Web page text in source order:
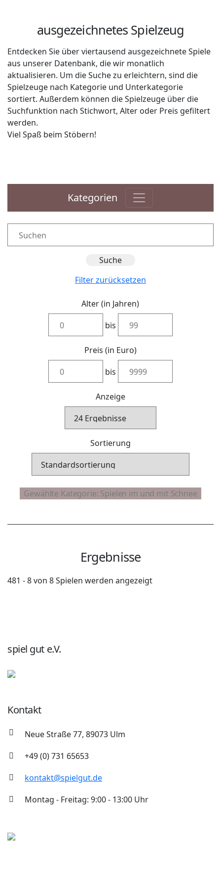
ausgezeichnetes Spielzeug
Entdecken Sie über viertausend ausgezeichnete Spiele
aus unserer Datenbank, die wir monatlich
aktualisieren. Um die Suche zu erleichtern, sind die
Spielzeuge nach Kategorie und Unterkategorie
sortiert. Außerdem können die Spielzeuge über die
Suchfunktion nach Stichwort, Alter oder Preis gefiltert
werden.
Viel Spaß beim Stöbern!
Kategorien
Filter zurücksetzen
Alter (in Jahren)
bis
Preis (in Euro)
bis
Anzeige
Sortierung
Ergebnisse
481 - 8 von 8 Spielen werden angezeigt
spiel gut e.V.
Kontakt
Neue Straße 77, 89073 Ulm
+49 (0) 731 65653
kontakt@spielgut.de
Montag - Freitag: 9:00 - 13:00 Uhr